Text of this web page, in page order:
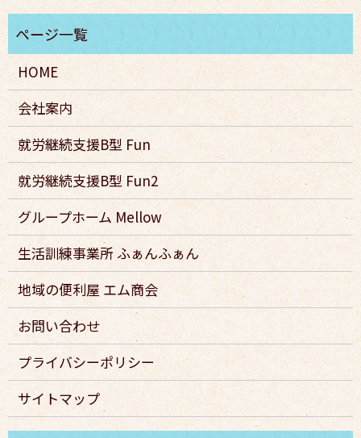
HOME
会社案内
就労継続支援B型 Fun
就労継続支援B型 Fun2
グループホーム Mellow
生活訓練事業所 ふぁんふぁん
地域の便利屋 エム商会
お問い合わせ
プライバシーポリシー
サイトマップ